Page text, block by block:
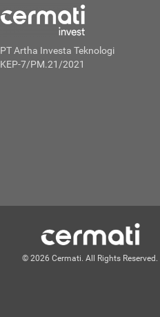
PT Artha Investa Teknologi
KEP-7/PM.21/2021
© 2026 Cermati. All Rights Reserved.